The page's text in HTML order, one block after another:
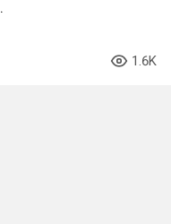
1.6K